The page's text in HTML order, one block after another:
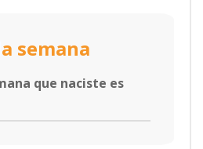
semana
que naciste es